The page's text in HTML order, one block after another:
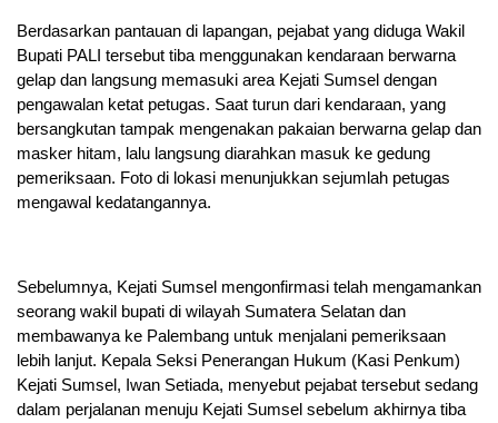
Berdasarkan pantauan di lapangan, pejabat yang diduga Wakil
Bupati PALI tersebut tiba menggunakan kendaraan berwarna
gelap dan langsung memasuki area Kejati Sumsel dengan
pengawalan ketat petugas. Saat turun dari kendaraan, yang
bersangkutan tampak mengenakan pakaian berwarna gelap dan
masker hitam, lalu langsung diarahkan masuk ke gedung
pemeriksaan. Foto di lokasi menunjukkan sejumlah petugas
mengawal kedatangannya.
Sebelumnya, Kejati Sumsel mengonfirmasi telah mengamankan
seorang wakil bupati di wilayah Sumatera Selatan dan
membawanya ke Palembang untuk menjalani pemeriksaan
lebih lanjut. Kepala Seksi Penerangan Hukum (Kasi Penkum)
Kejati Sumsel, Iwan Setiada, menyebut pejabat tersebut sedang
dalam perjalanan menuju Kejati Sumsel sebelum akhirnya tiba